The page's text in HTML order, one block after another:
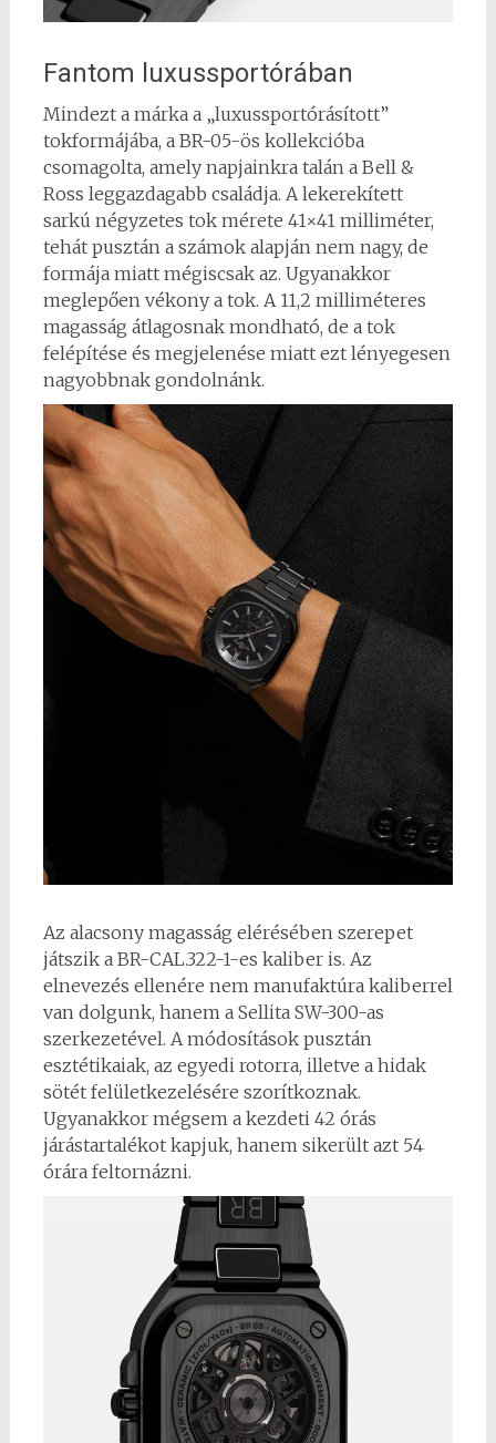
Fantom luxussportórában
Mindezt a márka a „luxussportórásított”
tokformájába, a BR-05-ös kollekcióba
csomagolta, amely napjainkra talán a Bell &
Ross leggazdagabb családja. A lekerekített
sarkú négyzetes tok mérete 41×41 milliméter,
tehát pusztán a számok alapján nem nagy, de
formája miatt mégiscsak az. Ugyanakkor
meglepően vékony a tok. A 11,2 milliméteres
magasság átlagosnak mondható, de a tok
felépítése és megjelenése miatt ezt lényegesen
nagyobbnak gondolnánk.
Az alacsony magasság elérésében szerepet
játszik a BR-CAL.322-1-es kaliber is. Az
elnevezés ellenére nem manufaktúra kaliberrel
van dolgunk, hanem a Sellita SW-300-as
szerkezetével. A módosítások pusztán
esztétikaiak, az egyedi rotorra, illetve a hidak
sötét felületkezelésére szorítkoznak.
Ugyanakkor mégsem a kezdeti 42 órás
járástartalékot kapjuk, hanem sikerült azt 54
órára feltornázni.